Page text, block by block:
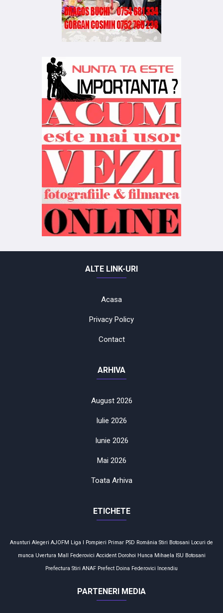
ALTE LINK-URI
Acasa
Privacy Policy
Contact
ARHIVA
August 2026
Iulie 2026
Iunie 2026
Mai 2026
Toata Arhiva
ETICHETE
Anunturi Alegeri AJOFM Liga I Pompieri Primar PSD România Stiri Botosani Locuri de
munca Uvertura Mall Federovici Accident Dorohoi Hunca Mihaela ISU Botosani
Prefectura Stiri ANAF Prefect Doina Federovici Incendiu
PARTENERI MEDIA